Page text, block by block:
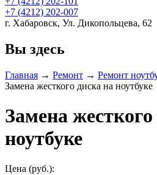
+7 (4212) 202-007
г. Хабаровск, Ул. Дикопольцева, 62
Вы здесь
Главная → Ремонт → Ремонт
Замена жесткого диска на ноутбуке
Замена
ноутбуке
Цена (руб.):